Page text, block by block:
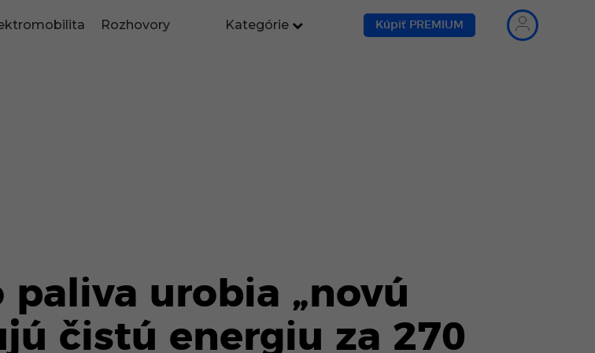
Rozhovory Kategórie Kúpiť PREMIUM
urobia „novú
čistú energiu za 270